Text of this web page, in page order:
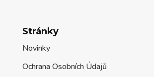
Stránky
Novinky
Ochrana Osobních Údajů